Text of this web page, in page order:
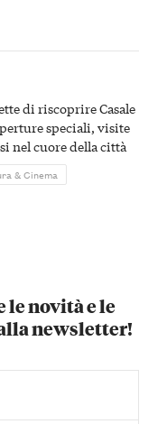
di riscoprire Casale
speciali, visite
nel cuore della città
& Cinema
novità e le
newsletter!